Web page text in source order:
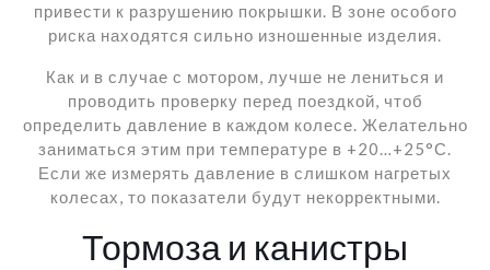
привести к разрушению покрышки. В зоне особого
риска находятся сильно изношенные изделия.
Как и в случае с мотором, лучше не лениться и
проводить проверку перед поездкой, чтоб
определить давление в каждом колесе. Желательно
заниматься этим при температуре в +20…+25°С.
Если же измерять давление в слишком нагретых
колесах, то показатели будут некорректными.
Тормоза и канистры